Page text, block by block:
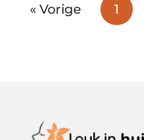
« Vorige 1